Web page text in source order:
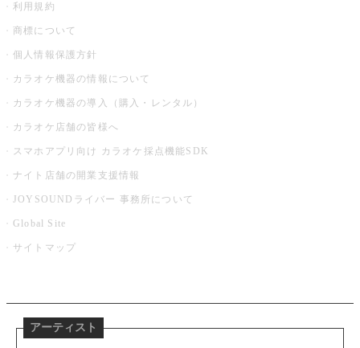
利用規約
商標について
個人情報保護方針
カラオケ機器の情報について
カラオケ機器の導入（購入・レンタル）
カラオケ店舗の皆様へ
スマホアプリ向け カラオケ採点機能SDK
ナイト店舗の開業支援情報
JOYSOUNDライバー 事務所について
Global Site
サイトマップ
アーティスト